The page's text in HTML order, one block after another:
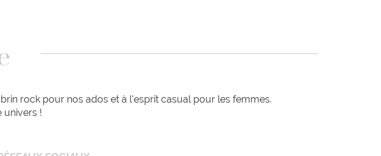
rock pour nos ados et à l'esprit casual pour les femmes.
univers !